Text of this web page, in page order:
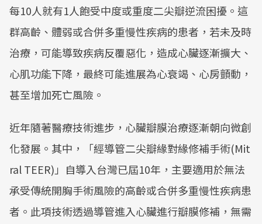
每10人就有1人飽受中度或重度二尖瓣逆流困擾‎。這
群高齡、體弱或合併多重慢性疾病的患者，若未及時
治療，可能導致疾病反覆惡化，造成心臟逐漸擴大、
心肌功能下降，最終可能進展為心衰竭、心房顫動，
甚至增加死亡風險。
近年隨著醫療技術進步，心臟瓣膜治療逐漸朝向微創
化發展。其中，「經導管二尖瓣緣對緣修補手術(Mit
ral TEER)」自導入台灣已屆10年，主要適用於無法
承受傳統開胸手術風險的高齡或合併多重慢性疾病患
者。此項技術透過導管進入心臟進行瓣膜修補，無需